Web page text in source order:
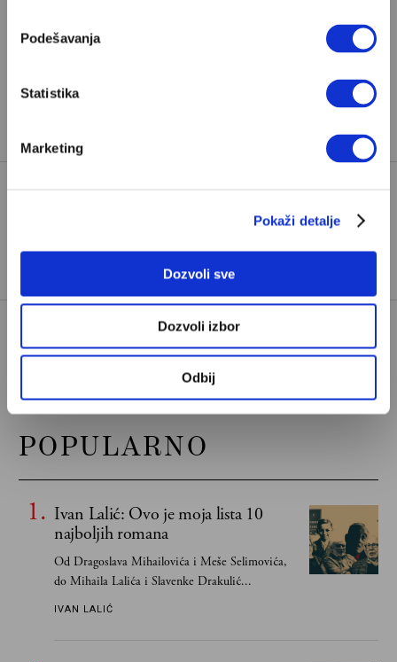
Podešavanja
Statistika
Marketing
Pokaži detalje
Dozvoli sve
Dozvoli izbor
Odbij
je programski direktor Demostata i
ALEKSANDAR VUČIĆ
BORIS TADIĆ
IZBORI U SRBIJI
TOMISLAV NIKOLIĆ
POPULARNO
Ivan Lalić: Ovo je moja lista 10
najboljih romana
Od Dragoslava Mihailovića i Meše Selimovića,
do Mihaila Lalića i Slavenke Drakulić...
IVAN LALIĆ